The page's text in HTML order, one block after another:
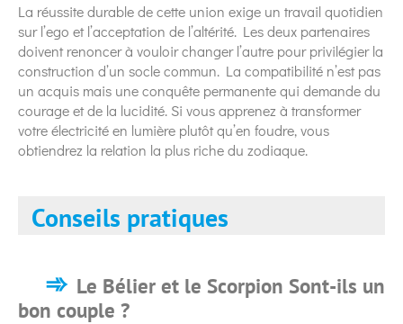
La réussite durable de cette union exige un travail quotidien
sur l’ego et l’acceptation de l’altérité. Les deux partenaires
doivent renoncer à vouloir changer l’autre pour privilégier la
construction d’un socle commun. La compatibilité n’est pas
un acquis mais une conquête permanente qui demande du
courage et de la lucidité. Si vous apprenez à transformer
votre électricité en lumière plutôt qu’en foudre, vous
obtiendrez la relation la plus riche du zodiaque.
Conseils pratiques
Le Bélier et le Scorpion Sont-ils un
bon couple ?